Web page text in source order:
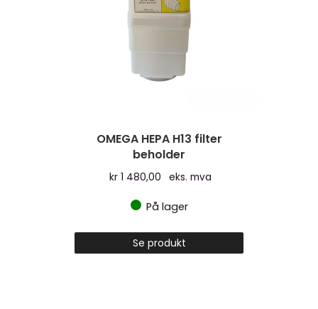
OMEGA HEPA H13 filter
beholder
kr 1 480,00 eks. mva
På lager
Se produkt